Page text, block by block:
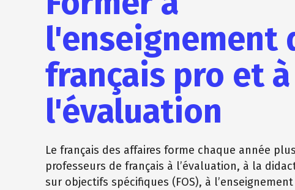
l'enseignement
français pro et à
l'évaluation
Le français des affaires forme chaque année
professeurs de français à l’évaluation, à la
sur objectifs spécifiques (FOS), à